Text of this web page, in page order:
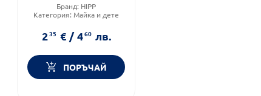
Бранд: HIPP
Категория: Майка и дете
235 € / 460 лв.
ПОРЪЧАЙ